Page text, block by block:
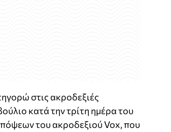
στις ακροδεξιές
κατά την τρίτη ημέρα του
του ακροδεξιού Vox, που